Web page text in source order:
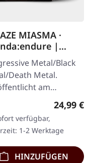
MIASMA ·
|
LP
Metal/Black
Death Metal.
am
auf Supreme
Records. SCR
Ultra
Silber/Gold/Schwar
24,99 €
verfügbar,
1-2 Werktage
HINZUFÜGEN